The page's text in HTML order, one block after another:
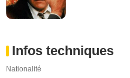
Infos techniques
Nationalité